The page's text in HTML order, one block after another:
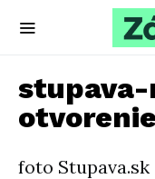
foto Stupava.sk